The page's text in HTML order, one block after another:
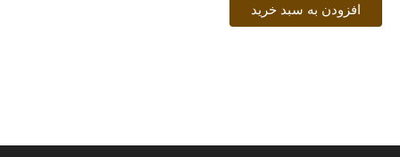
افزودن به سبد خرید